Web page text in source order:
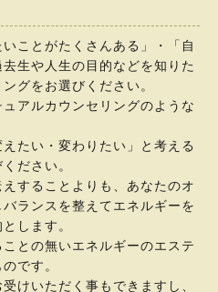
いことがたくさんある」・「自
生や人生の目的などを知りた
グをお選びください。
アルカウンセリングのような
えたい・変わりたい」と考える
ださい。
することよりも、あなたのオ
バランスを整えてエネルギーを
します。
との無いエネルギーのエステ
です。
けいただく事もできますし、